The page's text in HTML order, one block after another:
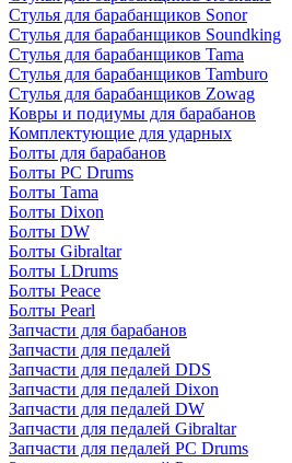
Стулья для барабанщиков Sonor
Стулья для барабанщиков Soundking
Стулья для барабанщиков Tama
Стулья для барабанщиков Tamburo
Стулья для барабанщиков Zowag
Ковры и подиумы для барабанов
Комплектующие для ударных
Болты для барабанов
Болты PC Drums
Болты Tama
Болты Dixon
Болты DW
Болты Gibraltar
Болты LDrums
Болты Peace
Болты Pearl
Запчасти для барабанов
Запчасти для педалей
Запчасти для педалей DDS
Запчасти для педалей Dixon
Запчасти для педалей DW
Запчасти для педалей Gibraltar
Запчасти для педалей PC Drums